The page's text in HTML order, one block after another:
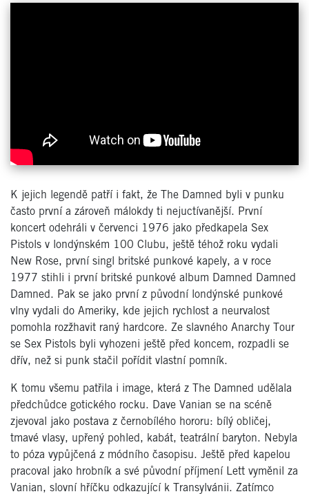
K jejich legendě patří i fakt, že The Damned byli v punku
často první a zároveň málokdy ti nejuctívanější. První
koncert odehráli v červenci 1976 jako předkapela Sex
Pistols v londýnském 100 Clubu, ještě téhož roku vydali
New Rose, první singl britské punkové kapely, a v roce
1977 stihli i první britské punkové album
Damned Damned
Damned . Pak se jako první z původní londýnské punkové
vlny vydali do Ameriky, kde jejich rychlost a neurvalost
pomohla rozžhavit raný hardcore. Ze slavného Anarchy Tour
se Sex Pistols byli vyhozeni ještě před koncem, rozpadli se
dřív, než si punk stačil pořídit vlastní pomník.
K tomu všemu patřila i image, která z The Damned udělala
předchůdce gotického rocku. Dave Vanian se na scéně
zjevoval jako postava z černobílého hororu: bílý obličej,
tmavé vlasy, upřený pohled, kabát, teatrální baryton. Nebyla
to póza vypůjčená z módního časopisu. Ještě před kapelou
pracoval jako hrobník a své původní příjmení Lett vyměnil za
Vanian, slovní hříčku odkazující k Transylvánii. Zatímco